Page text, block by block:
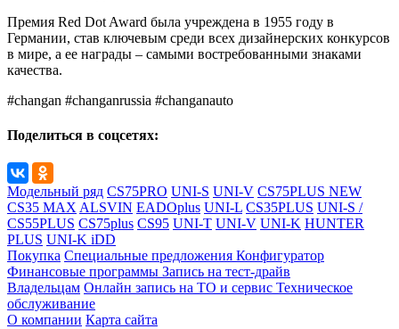
Премия Red Dot Award была учреждена в 1955 году в
Германии, став ключевым среди всех дизайнерских конкурсов
в мире, а ее награды – самыми востребованными знаками
качества.
#changan #changanrussia #changanauto
Поделиться в соцсетях:
Модельный ряд CS75PRO UNI-S UNI-V CS75PLUS NEW
CS35 MAX ALSVIN EADOplus UNI-L CS35PLUS UNI-S /
CS55PLUS CS75plus CS95 UNI-T UNI-V UNI-K HUNTER
PLUS UNI-K iDD
Покупка Специальные предложения Конфигуратор
Финансовые программы Запись на тест-драйв
Владельцам Онлайн запись на ТО и сервис Техническое
обслуживание
О компании Карта сайта